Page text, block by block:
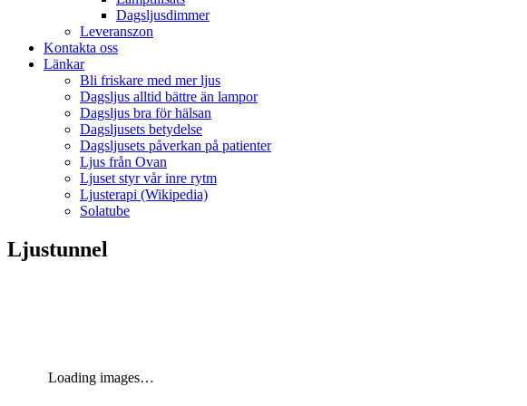
Dagsljusdimmer
Leveranszon
Kontakta oss
Länkar
Bli friskare med mer ljus
Dagsljus alltid bättre än lampor
Dagsljus bra för hälsan
Dagsljusets betydelse
Dagsljusets påverkan på patienter
Ljus från Ovan
Ljuset styr vår inre rytm
Ljusterapi (Wikipedia)
Solatube
Ljustunnel
Loading images…